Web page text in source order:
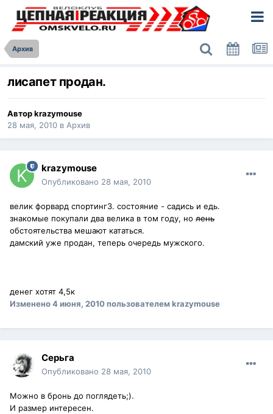
Архив
лисапет продан.
Авторkrazymouse
28 мая, 2010 в Архив
krazymouse
Опубликовано 28 мая, 2010
велик форвард спортинг3. состояние - садись и едь.
знакомые покупали два велика в том году, но лень
обстоятельства мешают кататься.
дамский уже продан, теперь очередь мужского.
денег хотят 4,5к
Изменено4 июня, 2010пользователем krazymouse
Серьга
Опубликовано 28 мая, 2010
Можно в бронь до поглядеть;).
И размер интересен.